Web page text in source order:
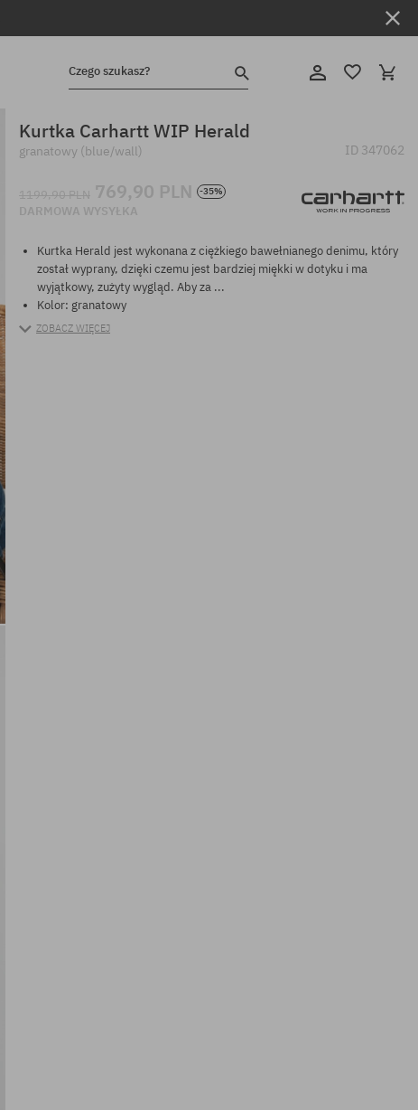
Czego szukasz?
Kurtka Carhartt WIP Herald
granatowy (blue/wall) ID 347062
1199,90 PLN 769,90 PLN -35%
DARMOWA WYSYŁKA
Kurtka Herald jest wykonana z ciężkiego bawełnianego denimu, który
został wyprany, dzięki czemu jest bardziej miękki w dotyku i ma
wyjątkowy, zużyty wygląd. Aby za ...
Kolor: granatowy
ZOBACZ WIĘCEJ